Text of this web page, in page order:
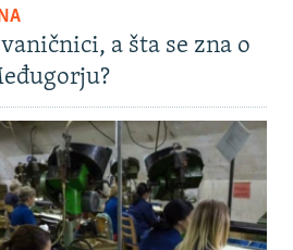
a šta se zna o